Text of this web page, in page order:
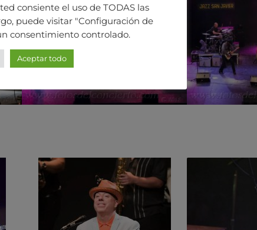
consiente el uso de TODAS las
puede visitar "Configuración de
consentimiento controlado.
Aceptar todo